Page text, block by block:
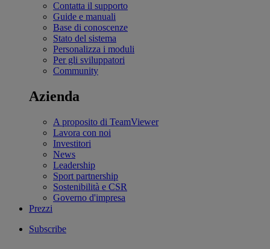
Contatta il supporto
Guide e manuali
Base di conoscenze
Stato del sistema
Personalizza i moduli
Per gli sviluppatori
Community
Azienda
A proposito di TeamViewer
Lavora con noi
Investitori
News
Leadership
Sport partnership
Sostenibilità e CSR
Governo d'impresa
Prezzi
Subscribe